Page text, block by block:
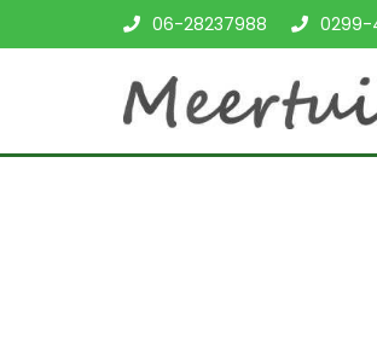
06-28237988 0299-